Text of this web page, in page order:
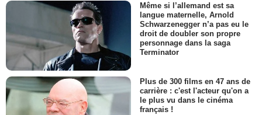
Même si l’allemand est sa
langue maternelle, Arnold
Schwarzenegger n’a pas eu le
droit de doubler son propre
personnage dans la saga
Terminator
Plus de 300 films en 47 ans de
carrière : c'est l'acteur qu'on a
le plus vu dans le cinéma
français !